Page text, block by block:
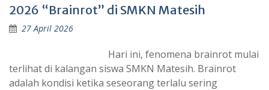
2026 “Brainrot” di SMKN Matesih
27 April 2026
Hari ini, fenomena brainrot mulai
terlihat di kalangan siswa SMKN Matesih. Brainrot
adalah kondisi ketika seseorang terlalu sering